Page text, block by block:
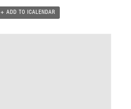
+ ADD TO ICALENDAR